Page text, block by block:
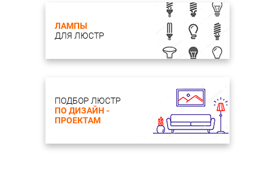
ЛАМПЫ
ДЛЯ ЛЮСТР
ПОДБОР ЛЮСТР
ПО ДИЗАЙН -
ПРОЕКТАМ